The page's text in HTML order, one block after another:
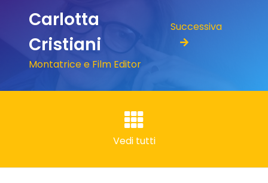
Carlotta
Cristiani
Montatrice e Film Editor
Successiva
Vedi tutti